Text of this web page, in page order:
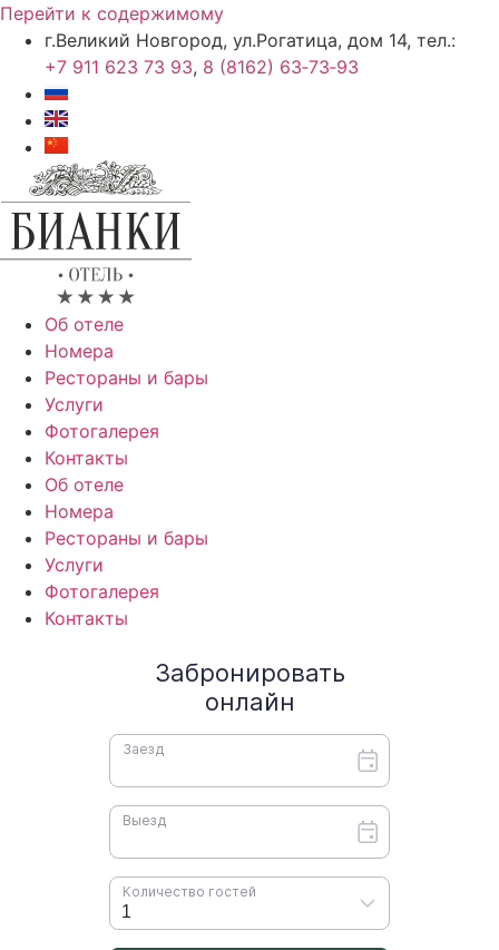
Перейти к содержимому
г.Великий Новгород, ул.Рогатица, дом 14, тел.:
+7 911 623 73 93, 8 (8162) 63‑73‑93
Об отеле
Номера
Рестораны и бары
Услуги
Фотогалерея
Контакты
Об отеле
Номера
Рестораны и бары
Услуги
Фотогалерея
Контакты